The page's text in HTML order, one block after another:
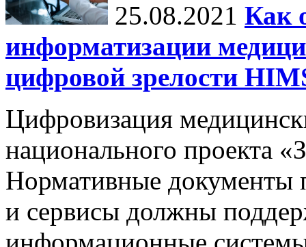
25.08.2021 Как
информатизации
цифровой зрелости
Цифровизация
национального проекта
Нормативные документы
и сервисы должны